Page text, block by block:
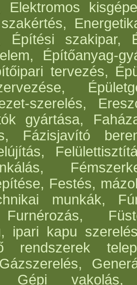
Elektromos
Építési szakipar,
Építőanyag-
tervezés,
szerelés,
gyártása,
Fázisjavító
Festés,
munkák,
ipari kapu
rendszerek
Gépi vakolás,